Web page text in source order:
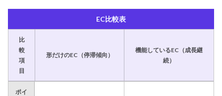
EC比較表
比
較
項
目
形だけのEC（停滞傾向）
機能しているEC（成長継
続）
ポイ